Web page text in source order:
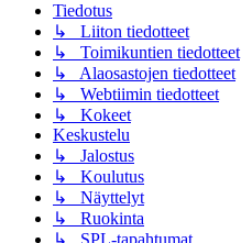
Tiedotus
↳ Liiton tiedotteet
↳ Toimikuntien tiedotteet
↳ Alaosastojen tiedotteet
↳ Webtiimin tiedotteet
↳ Kokeet
Keskustelu
↳ Jalostus
↳ Koulutus
↳ Näyttelyt
↳ Ruokinta